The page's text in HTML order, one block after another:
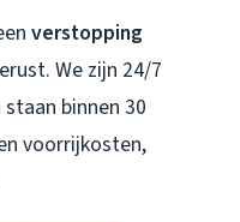
verstopping
We zijn 24/7
staan binnen 30
voorrijkosten,